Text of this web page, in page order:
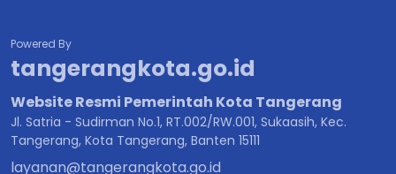
Powered By
tangerangkota.go.id
Website Resmi Pemerintah Kota Tangerang
Jl. Satria - Sudirman No.1, RT.002/RW.001, Sukaasih, Kec.
Tangerang, Kota Tangerang, Banten 15111
layanan@tangerangkota.go.id